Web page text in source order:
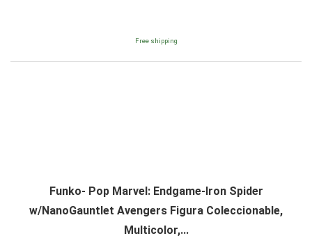
Free shipping
Funko- Pop Marvel: Endgame-Iron Spider
w/NanoGauntlet Avengers Figura Coleccionable,
Multicolor,...